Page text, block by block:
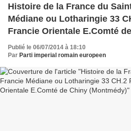
Histoire de la France du
Médiane ou Lotharingie 33
Francie Orientale E.Comté
Publié le 06/07/2014 à 18:10
Par Parti imperial romain europeen